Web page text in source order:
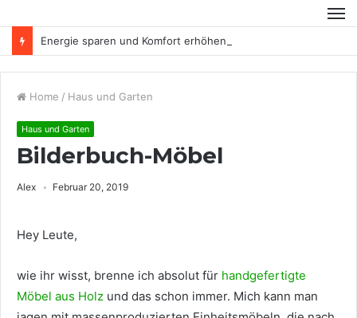
Energie sparen und Komfort erhöhen
Home / Haus und Garten
Haus und Garten
Bilderbuch-Möbel
Alex Februar 20, 2019
Hey Leute,
wie ihr wisst, brenne ich absolut für handgefertigte
Möbel aus Holz und das schon immer. Mich kann man